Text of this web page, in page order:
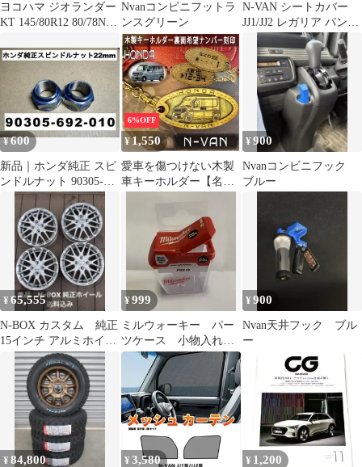
ヨコハマ ジオランダー
KT 145/80R12 80/78N
Nvanコンビニフットラ
ンスグリーン
N-VAN シートカバー
JJ1/JJ2 レガリア パンチ
ングデザイン
¥600
新品｜ホンダ純正 スピ
ンドルナット 90305-
692-010
6%OFF
¥1,550
愛車を傷つけない木製
車キーホルダー【名入
¥900
Nvanコンビニフック
ブルー
¥65,555
N-BOX カスタム 純正
15インチ アルミホイー
ル 4本セット
¥999
ミルウォーキー パー
ツケース 小物入れ
未使用 海外製品 匿
名配送
¥900
Nvan天井フック ブル
ー
¥84,800 ¥ 3,580 ¥ 1,200